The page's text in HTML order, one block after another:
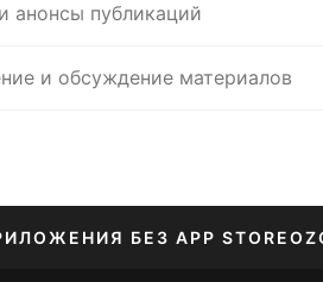
анонсы публикаций
и обсуждение материалов
БЕЗ APP STORE